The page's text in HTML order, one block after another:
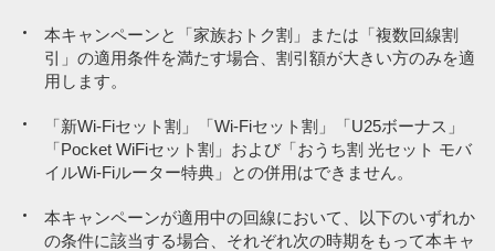
本キャンペーンと「家族おトク割」または「複数回線割
引」の適用条件を満たす場合、割引額が大きい方のみを適
用します。
「新Wi-Fiセット割」「Wi-Fiセット割」「U25ボーナス」
「Pocket WiFiセット割」および「おうち割 光セット モバ
イルWi-Fiルーター特典」との併用はできません。
本キャンペーンが適用中の回線において、以下のいずれか
の条件に該当する場合、それぞれ次の時期をもって本キャ